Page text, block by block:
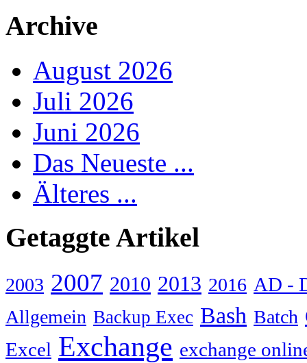
Archive
August 2026
Juli 2026
Juni 2026
Das Neueste ...
Älteres ...
Getaggte Artikel
2003 2007 2010 2013 2016 AD -
Allgemein Backup Exec Bash Batch
Excel Exchange exchange